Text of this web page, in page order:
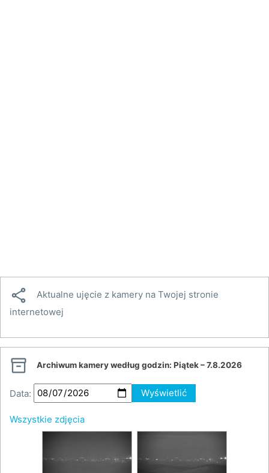

Aktualne ujęcie z kamery na Twojej stronie
internetowej
 Archiwum kamery według godzin: Piątek – 7.8.2026
Data: Wyświetlić
Wszystkie zdjęcia